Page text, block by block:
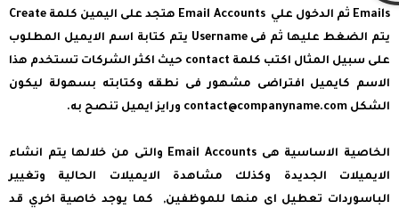
Emails ثم الدخول علي Email Accounts هتجد على اليمين كلمة Create
يتم الضغط عليها ثم فى Username يتم كتابة اسم الايميل المطلوب
على سبيل المثال اكتب كلمة contact حيث اكثر الشركات تستخدم هذا
الاسم كايميل افتراضى مشهور فى نطقه وكتابته بسهولة ليكون
الشكل contact@companyname.com ورايز ايميل تنصح به.
الخاصية الاساسية هى Email Accounts والتى من خلالها يتم انشاء
الايميلات الجديدة وكذلك مشاهدة الايميلات الحالية وتغيير
الباسوردات تعطيل اى منها للموظفين, كما يوجد خاصية اخري قد